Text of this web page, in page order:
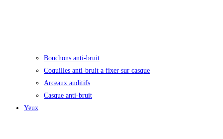
Bouchons anti-bruit
Coquilles anti-bruit a fixer sur casque
Arceaux auditifs
Casque anti-bruit
Yeux